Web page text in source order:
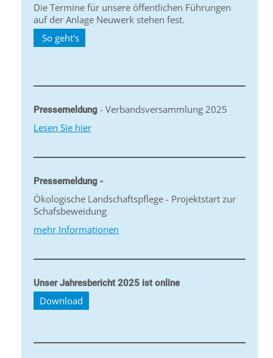
Die Termine für unsere öffentlichen Führungen
auf der Anlage Neuwerk stehen fest.
So geht's
Pressemeldung - Verbandsversammlung 2025
Lesen Sie hier
Pressemeldung -
Ökologische Landschaftspflege - Projektstart zur
Schafsbeweidung
mehr Informationen
Unser Jahresbericht 2025 ist online
Download